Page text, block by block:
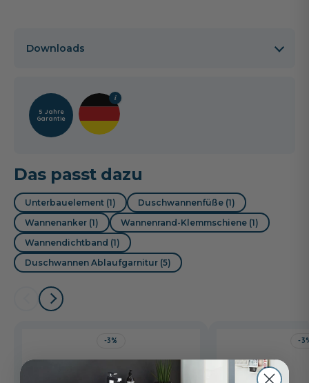
Downloads
5 Jahre
Garantie
Das passt dazu
Unterbauelement (1)
Duschwannenfüße (1)
Wannenanker (1)
Wannenrand-Klemmschiene (1)
Wannendichtband (1)
Duschwannen Ablaufgarnitur (5)
-3% -